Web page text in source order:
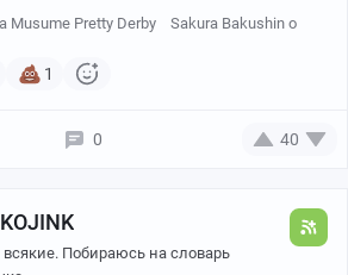
Musume Pretty Derby Sakura Bakushin o
1
0 40
Побираюсь на словарь